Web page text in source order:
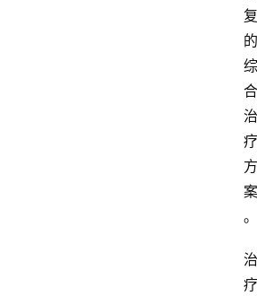
复
的
综
合
治
疗
方
案
。
治
疗